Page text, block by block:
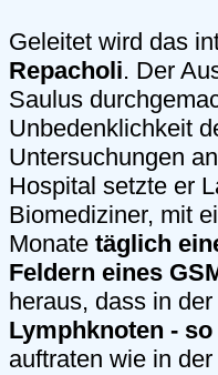
Geleitet wird das
Repacholi. Der
Saulus
Unbedenklichkeit
Untersuchungen
Hospital setzte er
Biomediziner, mit
Monate täglich
Feldern eines
heraus, dass in
Lymphknoten -
auftraten wie in